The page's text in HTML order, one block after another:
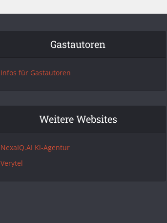
Gastautoren
Infos für Gastautoren
Weitere Websites
NexaIQ.AI Ki-Agentur
Verytel